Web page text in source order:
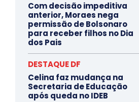
Com decisão impeditiva
anterior, Moraes nega
permissão de Bolsonaro
para receber filhos no Dia
dos Pais
DESTAQUE DF
Celina faz mudança na
Secretaria de Educação
após queda no IDEB